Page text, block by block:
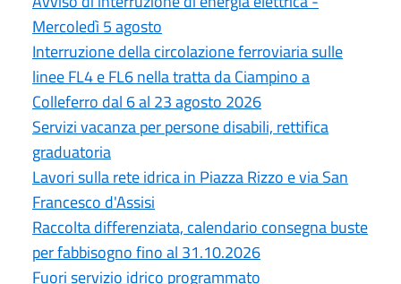
Mercoledì 5 agosto
Interruzione della circolazione ferroviaria sulle
linee FL4 e FL6 nella tratta da Ciampino a
Colleferro dal 6 al 23 agosto 2026
Servizi vacanza per persone disabili, rettifica
graduatoria
Lavori sulla rete idrica in Piazza Rizzo e via San
Francesco d'Assisi
Raccolta differenziata, calendario consegna buste
per fabbisogno fino al 31.10.2026
Fuori servizio idrico programmato